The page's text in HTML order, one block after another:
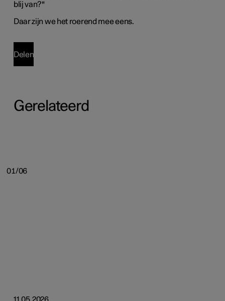
01/06
blij van?"
Daar zijn we het roerend mee eens.
Delen
Gerelateerd
11.05.2026